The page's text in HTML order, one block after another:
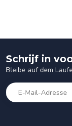
Schrijf in
Bleibe auf dem